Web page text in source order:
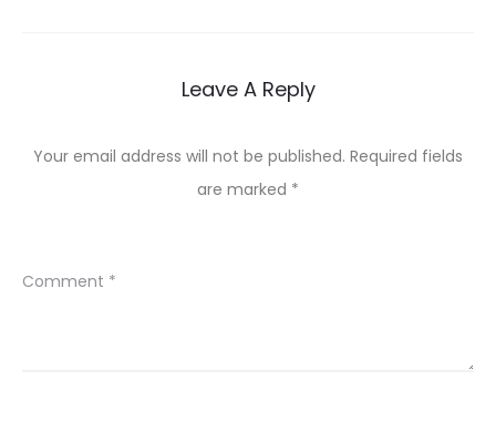
Leave A Reply
Your email address will not be published. Required fields
are marked *
Comment *